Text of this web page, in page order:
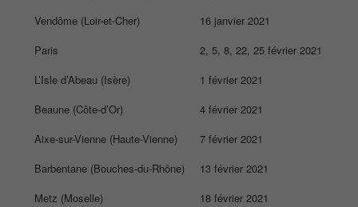
Vendôme (Loir-et-Cher)
16 janvier 2021
Paris
2, 5, 8, 22, 25 février 2021
L’Isle d’Abeau (Isère)
1 février 2021
Beaune (Côte-d’Or)
4 février 2021
Aixe-sur-Vienne (Haute-Vienne)
7 février 2021
Barbentane (Bouches-du-Rhône)
13 février 2021
Metz (Moselle)
18 février 2021